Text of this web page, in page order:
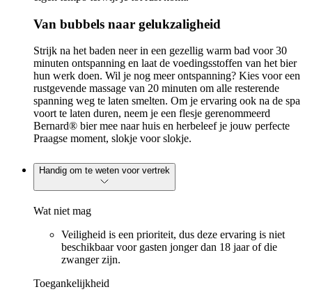
Van bubbels naar gelukzaligheid
Strijk na het baden neer in een gezellig warm bad voor 30
minuten ontspanning en laat de voedingsstoffen van het bier
hun werk doen. Wil je nog meer ontspanning? Kies voor een
rustgevende massage van 20 minuten om alle resterende
spanning weg te laten smelten. Om je ervaring ook na de spa
voort te laten duren, neem je een flesje gerenommeerd
Bernard® bier mee naar huis en herbeleef je jouw perfecte
Praagse moment, slokje voor slokje.
Handig om te weten voor vertrek
Wat niet mag
Veiligheid is een prioriteit, dus deze ervaring is niet
beschikbaar voor gasten jonger dan 18 jaar of die
zwanger zijn.
Toegankelijkheid